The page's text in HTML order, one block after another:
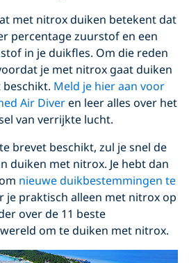
met nitrox duiken betekent dat
percentage zuurstof en een
in je duikfles. Om die reden
je met nitrox gaat duiken
Meld je hier aan voor
Air Diveren leer alles over het
van verrijkte lucht.
brevet beschikt, zul je snel de
duiken met nitrox. Je hebt dan
nieuwe duikbestemmingen te
je praktisch alleen met nitrox op
over de 11 beste
om te duiken met nitrox.